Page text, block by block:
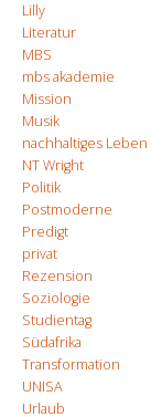
Lilly
Literatur
MBS
mbs akademie
Mission
Musik
nachhaltiges Leben
NT Wright
Politik
Postmoderne
Predigt
privat
Rezension
Soziologie
Studientag
Südafrika
Transformation
UNISA
Urlaub